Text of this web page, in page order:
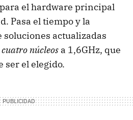
para el hardware principal
Pasa el tiempo y la
actualizadas
cuatro núcleos a 1,6GHz, que
ser el elegido.